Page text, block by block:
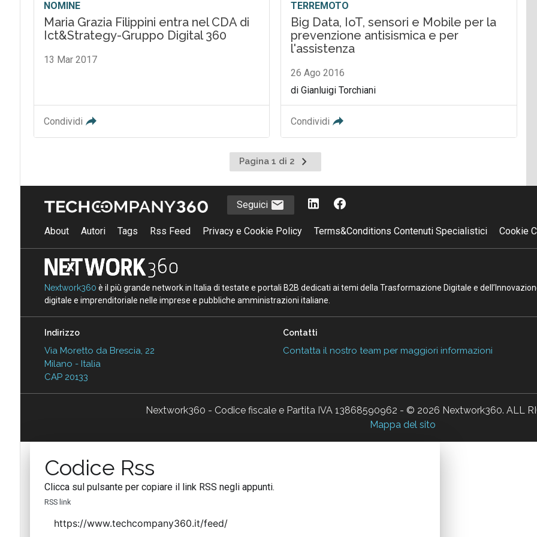
NOMINE
Maria Grazia Filippini entra nel CDA di
Ict&Strategy-Gruppo Digital 360
13 Mar 2017
Condividi
TERREMOTO
Big Data, IoT, sensori e Mobile per la
prevenzione antisismica e per
l'assistenza
26 Ago 2016
di Gianluigi Torchiani
Condividi
Pagina 1 di 2
Pagina
successiva
Seguici
About Autori Tags Rss Feed Privacy e Cookie Policy Terms&Conditions Contenuti Specialistici Cookie
Nextwork360 è il più grande network in Italia di testate e portali B2B dedicati ai temi della Trasformazione Digitale e
digitale e imprenditoriale nelle imprese e pubbliche amministrazioni italiane.
Indirizzo
Via Moretto da Brescia, 22
Milano - Italia
CAP 20133
Contatti
Contatta il nostro team per maggiori informazioni
Nextwork360 - Codice fiscale e Partita IVA 13868590962 - © 2026 Nextwork360. ALL
Mappa del sito
Codice Rss
Clicca sul pulsante per copiare il link RSS negli appunti.
RSS link